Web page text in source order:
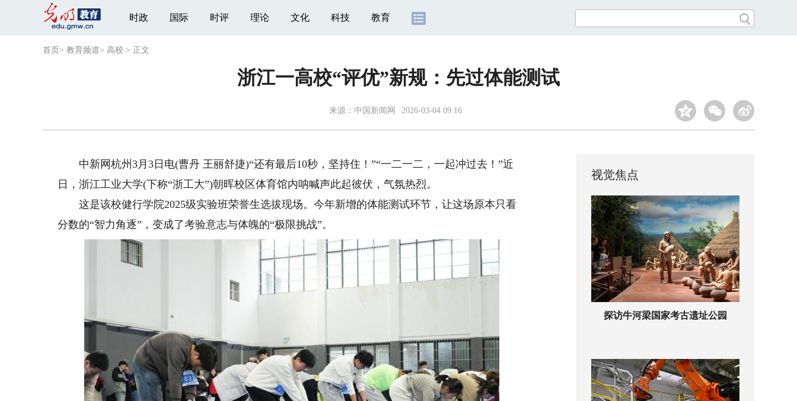
时政 国际 时评 理论 文化 科技 教育
首页 > 教育频道> 高校 > 正文
浙江一高校“评优”新规：先过体能测试
来源： 中国新闻网 2026-03-04 09:16
中新网杭州3月3日电(曹丹 王丽舒捷)“还有最后10秒，坚持住！”“一二一二，一起冲过去！”近
日，浙江工业大学(下称“浙工大”)朝晖校区体育馆内呐喊声此起彼伏，气氛热烈。
这是该校健行学院2025级实验班荣誉生选拔现场。今年新增的体能测试环节，让这场原本只看
分数的“智力角逐”，变成了考验意志与体魄的“极限挑战”。
视觉焦点
探访牛河梁国家考古遗址公园